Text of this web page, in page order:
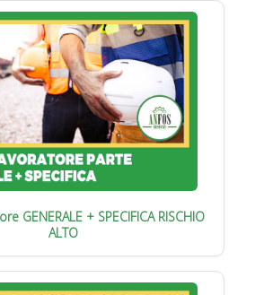
GENERALE + SPECIFICA RISCHIO
ALTO